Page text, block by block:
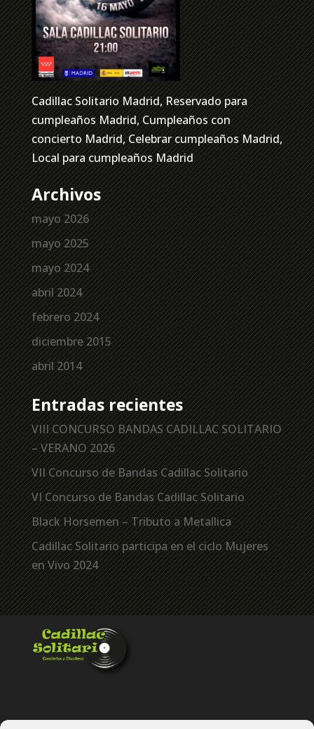
Cadillac Solitario Madrid, Reservado para
cumpleaños Madrid, Cumpleaños con
concierto Madrid, Celebrar cumpleaños Madrid,
Local para cumpleaños Madrid
Archivos
mayo 2026
mayo 2025
mayo 2024
abril 2024
febrero 2024
diciembre 2015
abril 2014
Entradas recientes
VIII CONCURSO BANDAS CADILLAC SOLITARIO
– VERANO 2026
VII Concurso de Bandas Cadillac Solitario
VI Concurso de Bandas Cadillac Solitario
Black Horsemen – Tributo a Metallica
Cadillac Solitario participa en el ciclo Mujeres
en Vivo 2024